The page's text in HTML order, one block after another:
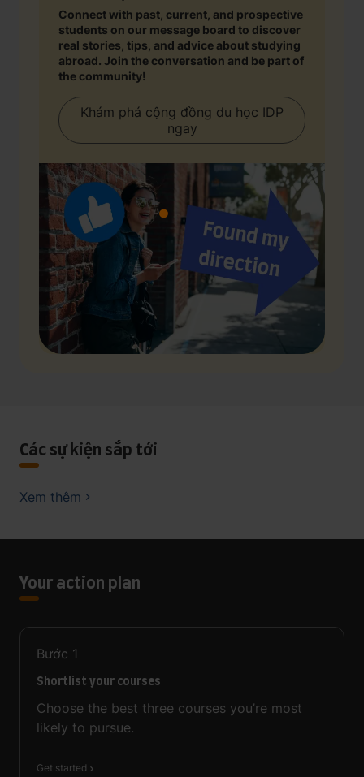
Connect with past, current, and prospective
students on our message board to discover
real stories, tips, and advice about studying
abroad. Join the conversation and be part of
the community!
Khám phá cộng đồng du học IDP
ngay
Các sự kiện sắp tới
Xem thêm
Your action plan
Bước 1
Shortlist your courses
Choose the best three courses you’re most
likely to pursue.
Get started